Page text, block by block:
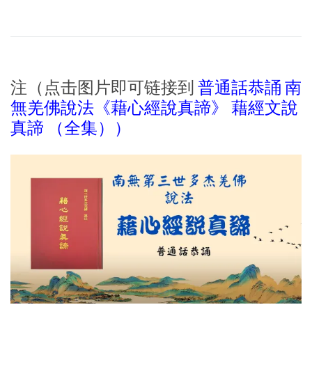
注（点击图片即可链接到普通話恭誦 南
無羌佛說法《藉心經說真諦》 藉經文說
真諦 （全集））